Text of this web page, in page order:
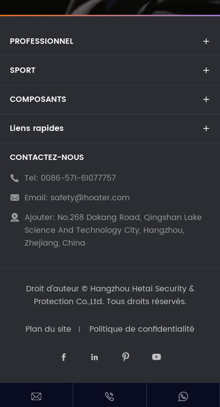
PROFESSIONNEL 
SPORT 
COMPOSANTS 
Liens rapides 
CONTACTEZ-NOUS
 Tel: 0086-571-61077757
 Email: safety@hoater.com
 Ajouter: No.268 Dakang Road, Qingshan Lake
Science And Technology City, Hangzhou,
Zhejiang, China
Droit d'auteur © Hangzhou Hetai Security &
Protection Co.,Ltd. Tous droits réservés.
Plan du site Politique de confidentialité
   
  